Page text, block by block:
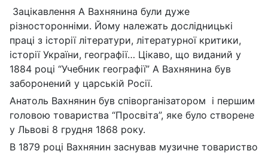
Зацікавлення А Вахнянина були дуже
різносторонніми. Йому належать дослідницькі
праці з історії літератури, літературної критики,
історії України, географії… Цікаво, що виданий у
1884 році “Учебник географії” А Вахнянина був
заборонений у царській Росії.
Анатоль Вахнянин був cпіворганізатором і першим
головою товариства “Просвіта”, яке було створене
у Львові 8 грудня 1868 року.
В 1879 році Вахнянин заснував музичне товариство